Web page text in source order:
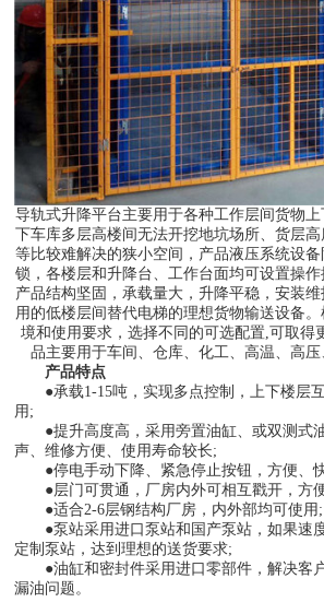
导轨式升降平台主要用于各种工作层间货物
下车库多层高楼间无法开挖地坑场所、货层
等比较难解决的狭小空间，产品液压系统设
锁，各楼层和升降台、工作台面均可设置操作
产品结构坚固，承载量大，升降平稳，安装
用的低楼层间替代电梯的理想货物输送设备
境和使用要求，选择不同的可选配置,可取得
品主要用于车间、仓库、化工、高温、高压
产品特点
●承载1-15吨，实现多点控制，上下楼层
用;
●提升高度高，采用旁置油缸、或双测式
声、维修方便、使用寿命较长;
●停电手动下降、紧急停止按钮，方便、
●层门可贯通，厂房内外可相互戳开，方
●适合2-6层钢结构厂房，内外部均可使用;
●泵站采用进口泵站和国产泵站，如果速
定制泵站，达到理想的送货要求;
●油缸和密封件采用进口零部件，解决客
漏油问题。